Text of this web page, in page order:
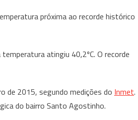
próxima ao recorde histórico
atingiu 40,2ºC. O recorde
de 2015, segundo medições do Inmet.
do bairro Santo Agostinho.